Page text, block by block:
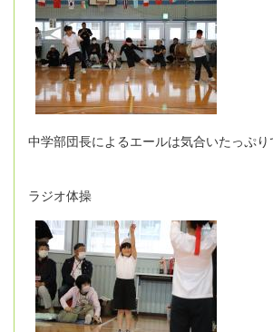
中学部団長によるエールは気合いたっぷり
ラジオ体操